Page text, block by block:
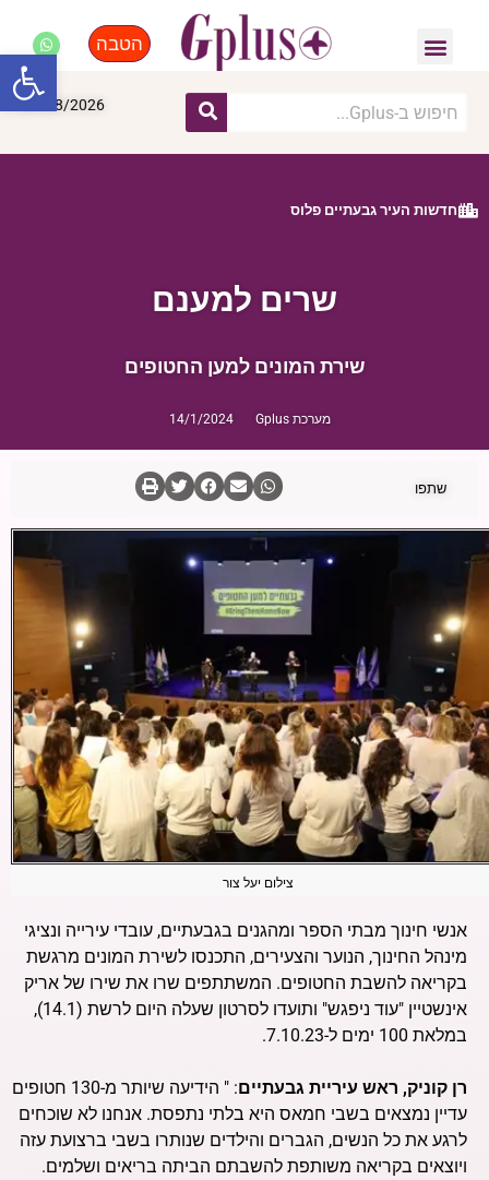
הטבה
07/08/2026
חדשות העיר גבעתיים פלוס
שרים למענם
שירת המונים למען החטופים
מערכת Gplus 14/1/2024
שתפו
צילום יעל צור
אנשי חינוך מבתי הספר ומהגנים בגבעתיים, עובדי עירייה ונציגי
מינהל החינוך, הנוער והצעירים, התכנסו לשירת המונים מרגשת
בקריאה להשבת החטופים. המשתתפים שרו את שירו של אריק
אינשטיין "עוד ניפגש" ותועדו לסרטון שעלה היום לרשת (14.1),
במלאת 100 ימים ל-7.10.23.
רן קוניק, ראש עיריית גבעתיים
: " הידיעה שיותר מ-130 חטופים
עדיין נמצאים בשבי חמאס היא בלתי נתפסת. אנחנו לא שוכחים
לרגע את כל הנשים, הגברים והילדים שנותרו בשבי ברצועת עזה
ויוצאים בקריאה משותפת להשבתם הביתה בריאים ושלמים.
פתח